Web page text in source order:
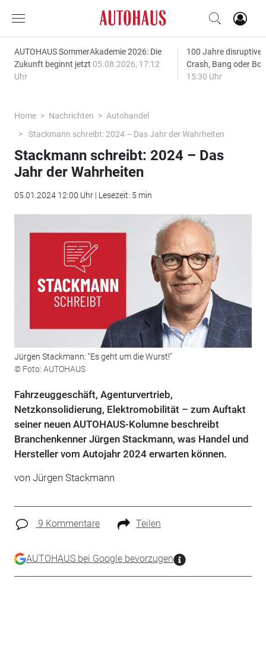
AUTOHAUS SommerAkademie 2026: Die
Zukunft beginnt jetzt 05.08.2026, 17:12
Uhr
100 Jahre disruptive
Crash, Bang oder
15:30 Uhr
Home Nachrichten
Autohandel
Stackmann schreibt: 2024 – Das Jahr der Wahrheiten
Stackmann schreibt: 2024 – Das
Jahr der Wahrheiten
05.01.2024 12:00 Uhr | Lesezeit: 5 min
Jürgen Stackmann: "Es geht um die Wurst!"
© Foto: AUTOHAUS
Fahrzeuggeschäft, Agenturvertrieb,
Netzkonsolidierung, Elektromobilität – zum Auftakt
seiner neuen AUTOHAUS-Kolumne beschreibt
Branchenkenner Jürgen Stackmann, was Handel und
Hersteller vom Autojahr 2024 erwarten können.
von Jürgen Stackmann
9 Kommentare Teilen
AUTOHAUS bei Google bevorzugen